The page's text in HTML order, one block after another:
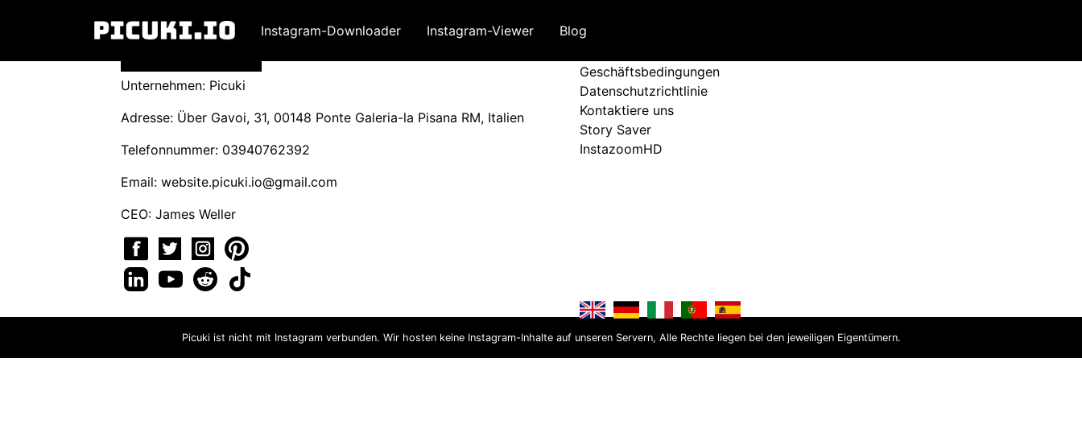
Instagram-Downloader Instagram-Viewer Blog
Unternehmen: Picuki
Adresse: Über Gavoi, 31, 00148 Ponte Galeria-la Pisana RM, Italien
Telefonnummer: 03940762392
Email: website.picuki.io@gmail.com
CEO: James Weller
Bedingungen und Richtlinien
Geschäftsbedingungen
Datenschutzrichtlinie
Kontaktiere uns
Story Saver
InstazoomHD
Picuki ist nicht mit Instagram verbunden. Wir hosten keine Instagram-Inhalte auf unseren Servern, Alle Rechte liegen bei den jeweiligen Eigentümern.